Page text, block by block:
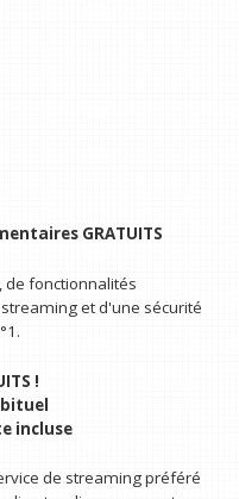
GRATUITS
de fonctionnalités
et d'une sécurité
!
incluse
de streaming préféré